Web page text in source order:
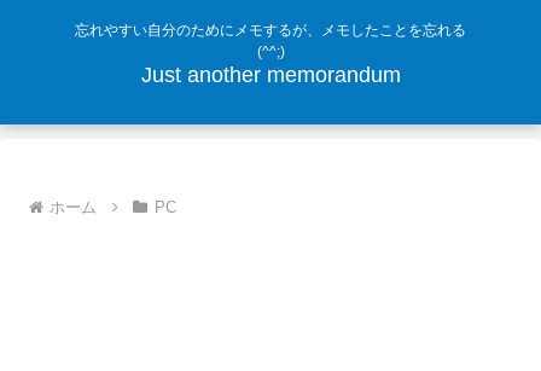
忘れやすい自分のためにメモするが、メモしたことを忘れる
(^^;)
Just another memorandum
ホーム PC